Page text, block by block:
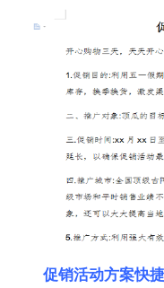
促销活动方案快